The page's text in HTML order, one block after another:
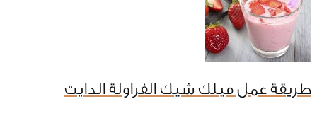
طريقة عمل ميلك شيك الفراولة الدايت